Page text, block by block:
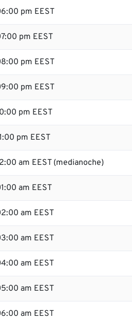
pm EEST
pm EEST
pm EEST
pm EEST
pm EEST
pm EEST
am EEST (medianoche)
am EEST
am EEST
am EEST
am EEST
am EEST
am EEST